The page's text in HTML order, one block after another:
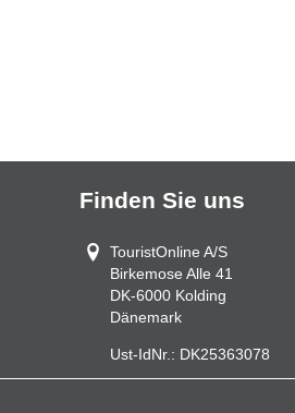
Finden Sie uns
TouristOnline A/S
Birkemose Alle 41
DK-6000 Kolding
Dänemark
Ust-IdNr.: DK25363078